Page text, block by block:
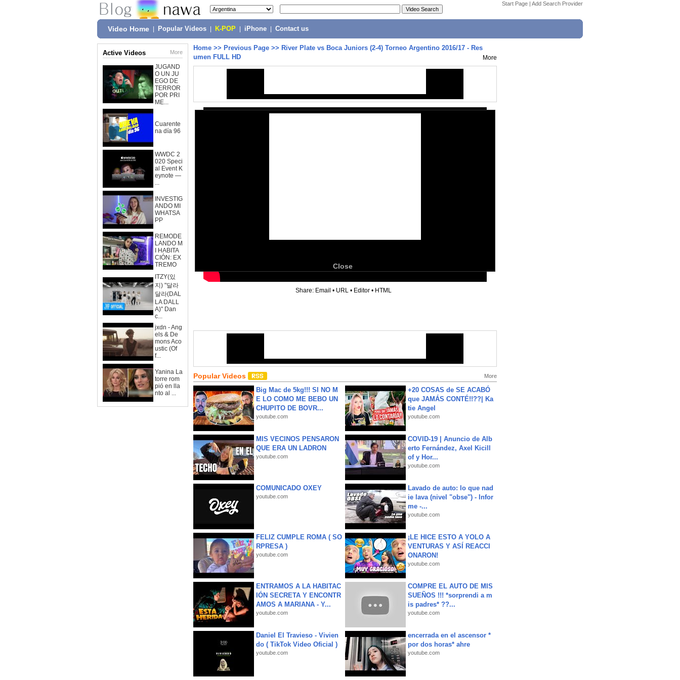
Start Page | Add Search Provider
Video Home Popular Videos K-POP iPhone Contact us
Active Videos More
JUGAND
O UN JU
EGO DE
TERROR
POR PRI
ME...
Cuarente
na día 96
WWDC 2
020 Speci
al Event K
eynote —
...
INVESTIG
ANDO MI
WHATSA
PP
REMODE
LANDO M
I HABITA
CIÓN: EX
TREMO
ITZY(있
지) "달라
달라(DAL
LA DALL
A)" Dan
c...
jxdn - Ang
els & De
mons Aco
ustic (Of
f...
Yanina La
torre rom
pió en lla
nto al ...
Home >> Previous Page >> River Plate vs Boca Juniors (2-4) Torneo Argentino 2016/17 - Res
umen FULL HD
More
Close
Share: Email • URL • Editor • HTML
Popular Videos More
Big Mac de 5kg!!! SI NO M
E LO COMO ME BEBO UN
CHUPITO DE BOVR...
youtube.com
+20 COSAS de SE ACABÓ
que JAMÁS CONTÉ!!??| Ka
tie Angel
youtube.com
MIS VECINOS PENSARON
QUE ERA UN LADRON
youtube.com
COVID-19 | Anuncio de Alb
erto Fernández, Axel Kicill
of y Hor...
youtube.com
COMUNICADO OXEY
youtube.com
Lavado de auto: lo que nad
ie lava (nivel "obse") - Infor
me -...
youtube.com
FELIZ CUMPLE ROMA ( SO
RPRESA )
youtube.com
¡LE HICE ESTO A YOLO A
VENTURAS Y ASÍ REACCI
ONARON!
youtube.com
ENTRAMOS A LA HABITAC
IÓN SECRETA Y ENCONTR
AMOS A MARIANA - Y...
youtube.com
COMPRE EL AUTO DE MIS
SUEÑOS !!! *sorprendi a m
is padres* ??...
youtube.com
Daniel El Travieso - Vivien
do ( TikTok Video Oficial )
youtube.com
encerrada en el ascensor *
por dos horas* ahre
youtube.com